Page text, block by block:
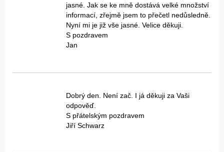
jasné. Jak se ke mně dostává velké množství
informací, zřejmě jsem to přečetl nedůsledně.
Nyní mi je již vše jasné. Velice děkuji.
S pozdravem
Jan
Dobrý den. Není zač. I já děkuji za Vaši
odpověď.
S přátelským pozdravem
Jiří Schwarz